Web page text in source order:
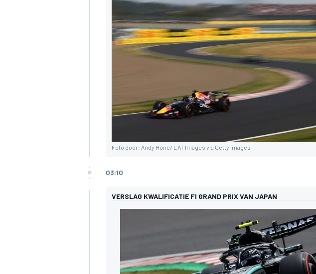
Foto door: Andy Hone/ LAT Images via Getty Images
03:10
VERSLAG KWALIFICATIE F1 GRAND PRIX VAN JAPAN